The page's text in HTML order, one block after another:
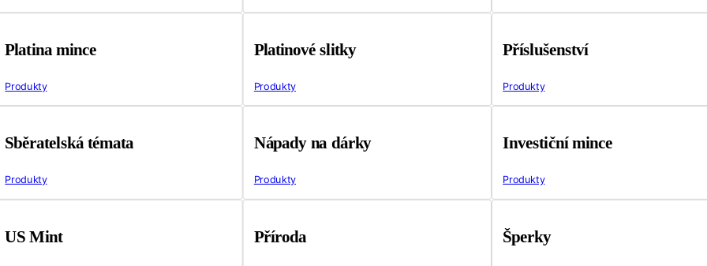
Platina mince
Produkty
Platinové slitky
Produkty
Příslušenství
Produkty
Sběratelská témata
Produkty
Nápady na dárky
Produkty
Investiční mince
Produkty
US Mint Příroda Šperky